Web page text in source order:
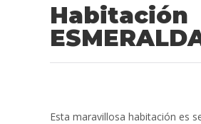
Habitación
Esta maravillosa habitación es